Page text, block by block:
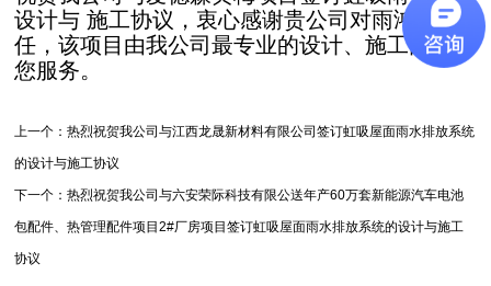
设计与 施工协议，衷心感谢贵公司对雨鸿的信
任，该项目由我公司最专业的设计、施工团队为
您服务。
上一个：热烈祝贺我公司与江西龙晟新材料有限公司签订虹吸屋面雨水排放系统
的设计与施工协议
下一个：热烈祝贺我公司与六安荣际科技有限公送年产60万套新能源汽车电池
包配件、热管理配件项目2#厂房项目签订虹吸屋面雨水排放系统的设计与施工
协议